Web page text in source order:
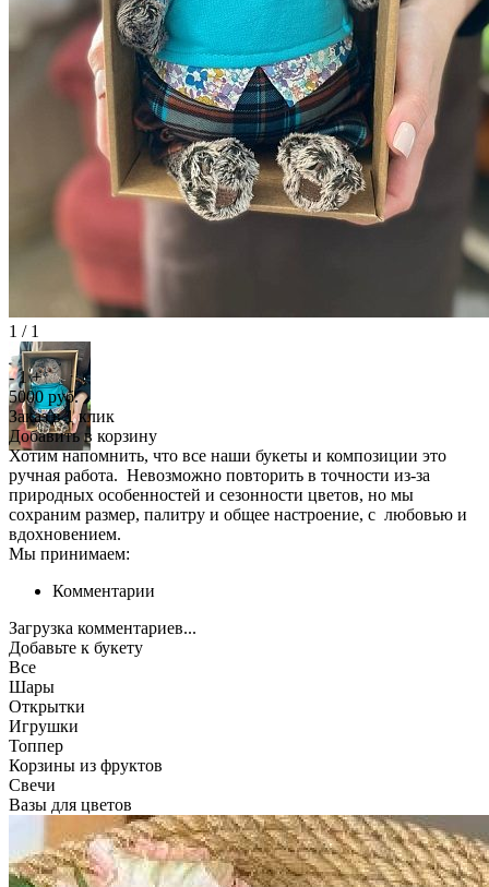
1 / 1
- 1 +
5000руб.
Заказ в 1 клик
Добавить в корзину
Хотим напомнить, что все наши букеты и композиции это
ручная работа. Невозможно повторить в точности из-за
природных особенностей и сезонности цветов, но мы
сохраним размер, палитру и общее настроение, с любовью и
вдохновением.
Мы принимаем:
Комментарии
Загрузка комментариев...
Добавьте к букету
Все
Шары
Открытки
Игрушки
Топпер
Корзины из фруктов
Свечи
Вазы для цветов